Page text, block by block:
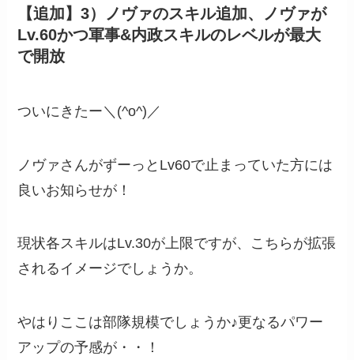
【追加】3）ノヴァのスキル追加、ノヴァが
Lv.60かつ軍事&内政スキルのレベルが最大
で開放
ついにきたー＼(^o^)／
ノヴァさんがずーっとLv60で止まっていた方には
良いお知らせが！
現状各スキルはLv.30が上限ですが、こちらが拡張
されるイメージでしょうか。
やはりここは部隊規模でしょうか♪更なるパワー
アップの予感が・・！